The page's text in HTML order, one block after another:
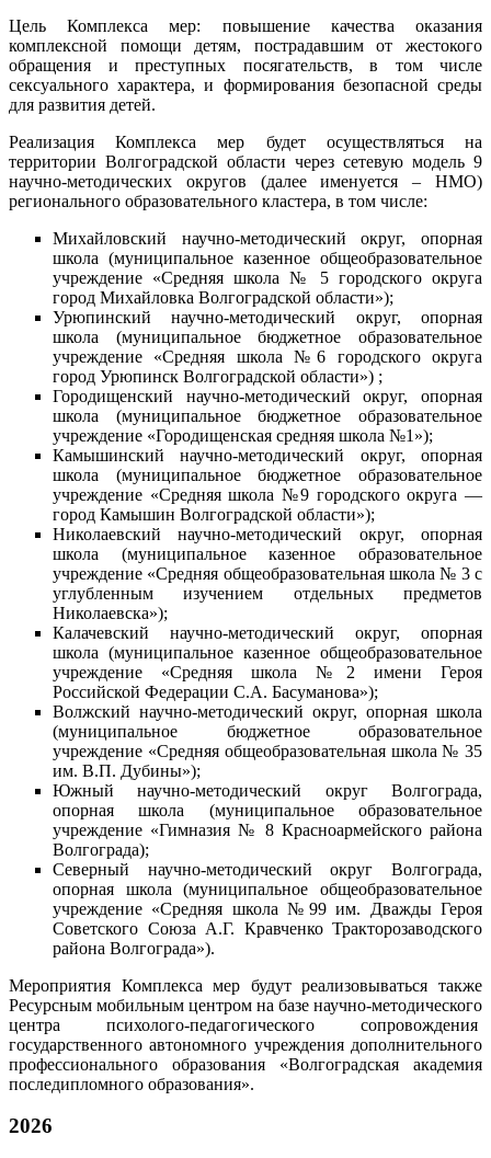
Цель Комплекса мер: повышение качества оказания
комплексной помощи детям, пострадавшим от жестокого
обращения и преступных посягательств, в том числе
сексуального характера, и формирования безопасной среды
для развития детей.
Реализация Комплекса мер будет осуществляться на
территории Волгоградской области через сетевую модель 9
научно-методических округов (далее именуется – НМО)
регионального образовательного кластера, в том числе:
Михайловский научно-методический округ, опорная
школа (муниципальное казенное общеобразовательное
учреждение «Средняя школа № 5 городского округа
город Михайловка Волгоградской области»);
Урюпинский научно-методический округ, опорная
школа (муниципальное бюджетное образовательное
учреждение «Средняя школа №6 городского округа
город Урюпинск Волгоградской области») ;
Городищенский научно-методический округ, опорная
школа (муниципальное бюджетное образовательное
учреждение «Городищенская средняя школа №1»);
Камышинский научно-методический округ, опорная
школа (муниципальное бюджетное образовательное
учреждение «Средняя школа №9 городского округа —
город Камышин Волгоградской области»);
Николаевский научно-методический округ, опорная
школа (муниципальное казенное образовательное
учреждение «Средняя общеобразовательная школа № 3 с
углубленным изучением отдельных предметов
Николаевска»);
Калачевский научно-методический округ, опорная
школа (муниципальное казенное общеобразовательное
учреждение «Средняя школа №2 имени Героя
Российской Федерации С.А. Басуманова»);
Волжский научно-методический округ, опорная школа
(муниципальное бюджетное образовательное
учреждение «Средняя общеобразовательная школа № 35
им. В.П. Дубины»);
Южный научно-методический округ Волгограда,
опорная школа (муниципальное образовательное
учреждение «Гимназия № 8 Красноармейского района
Волгограда);
Северный научно-методический округ Волгограда,
опорная школа (муниципальное общеобразовательное
учреждение «Средняя школа №99 им. Дважды Героя
Советского Союза А.Г. Кравченко Тракторозаводского
района Волгограда»).
Мероприятия Комплекса мер будут реализовываться также
Ресурсным мобильным центром на базе научно-методического
центра психолого-педагогического сопровождения
государственного автономного учреждения дополнительного
профессионального образования «Волгоградская академия
последипломного образования».
2026